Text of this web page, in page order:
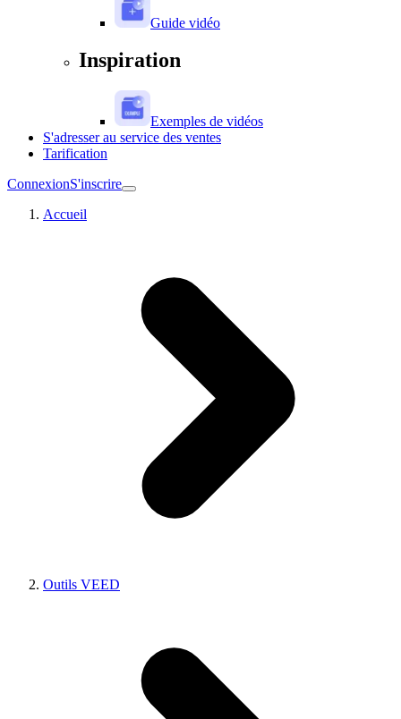
Guide vidéo
Inspiration
Exemples de vidéos
S'adresser au service des ventes
Tarification
ConnexionS'inscrire
Accueil
Outils VEED